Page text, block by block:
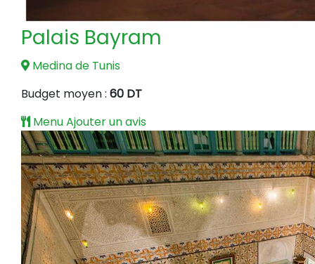
Palais Bayram
Medina de Tunis
Budget moyen : 60 DT
MenuAjouter un avis